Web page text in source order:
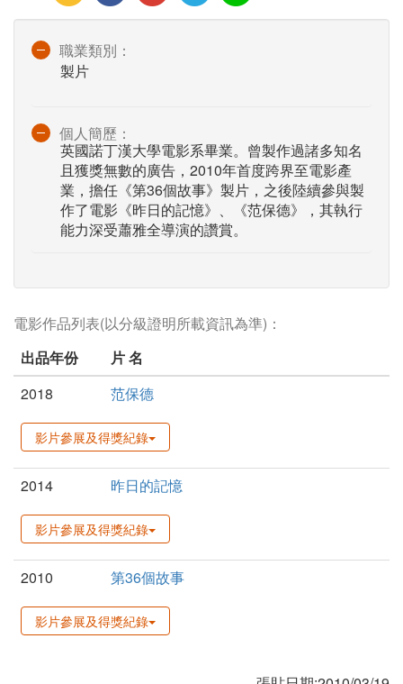
職業類別：
製片
個人簡歷：
英國諾丁漢大學電影系畢業。曾製作過諸多知名
且獲獎無數的廣告，2010年首度跨界至電影產
業，擔任《第36個故事》製片，之後陸續參與製
作了電影《昨日的記憶》、《范保德》，其執行
能力深受蕭雅全導演的讚賞。
電影作品列表(以分級證明所載資訊為準)：
出品年份
片 名
2018
范保德
影片參展及得獎紀錄
2014 昨日的記憶
影片參展及得獎紀錄
2010 第36個故事
影片參展及得獎紀錄